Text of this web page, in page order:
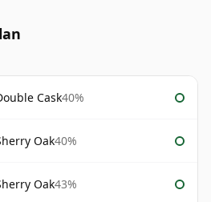
Cask40%
Oak40%
Oak43%